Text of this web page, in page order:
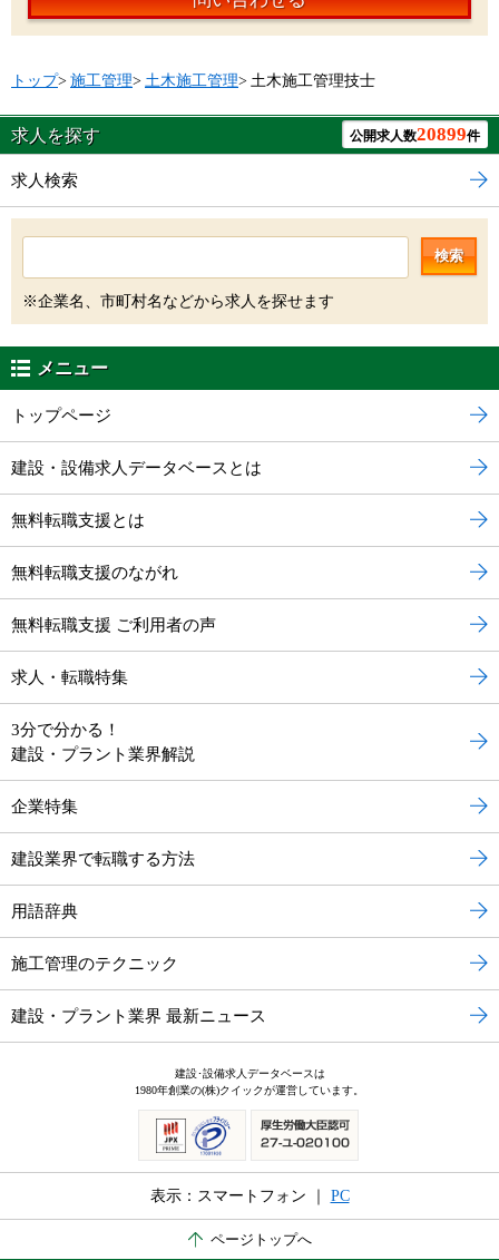
トップ> 施工管理> 土木施工管理> 土木施工管理技士
求人を探す 公開求人数20899件
求人検索
検索
※企業名、市町村名などから求人を探せます
メニュー
トップページ
建設・設備求人データベースとは
無料転職支援とは
無料転職支援のながれ
無料転職支援 ご利用者の声
求人・転職特集
3分で分かる！
建設・プラント業界解説
企業特集
建設業界で転職する方法
用語辞典
施工管理のテクニック
建設・プラント業界 最新ニュース
建設･設備求人データベースは
1980年創業の(株)クイックが運営しています。
表示：スマートフォン ｜ PC
ページトップへ